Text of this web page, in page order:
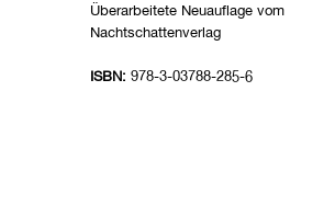
Überarbeitete Neuauflage vom
Nachtschattenverlag
ISBN: 978-3-03788-285-6